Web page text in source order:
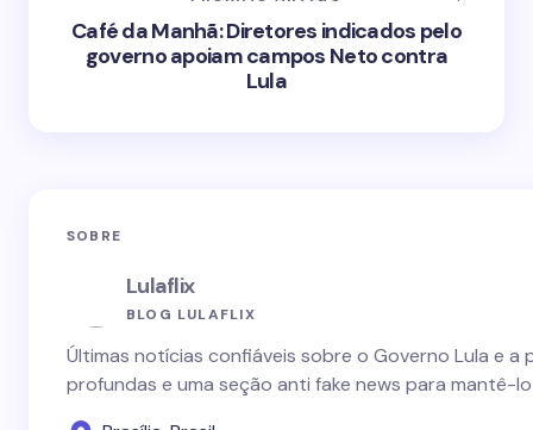
Café da Manhã: Diretores indicados pelo
governo apoiam campos Neto contra
Lula
SOBRE
Lulaflix
BLOG LULAFLIX
Últimas notícias confiáveis sobre o Governo Lula e
profundas e uma seção anti fake news para mantê-